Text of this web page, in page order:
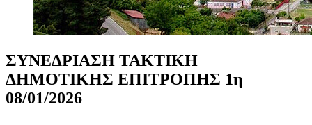
ΣΥΝΕΔΡΙΑΣΗ ΤΑΚΤΙΚΗ
ΔΗΜΟΤΙΚΗΣ ΕΠΙΤΡΟΠΗΣ 1η
08/01/2026